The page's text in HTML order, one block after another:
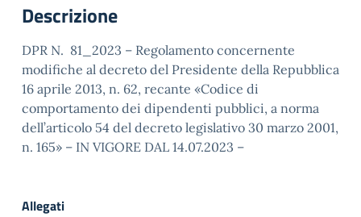
Descrizione
DPR N. 81_2023 – Regolamento concernente
modifiche al decreto del Presidente della Repubblica
16 aprile 2013, n. 62, recante «Codice di
comportamento dei dipendenti pubblici, a norma
dell’articolo 54 del decreto legislativo 30 marzo 2001,
n. 165» – IN VIGORE DAL 14.07.2023 –
Allegati